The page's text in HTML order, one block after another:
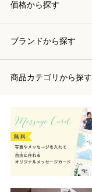
価格から探す
ブランドから探す
商品カテゴリから探す